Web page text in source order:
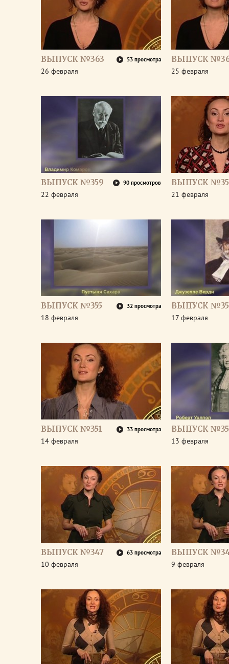
ВЫПУСК №363 53 просмотра
26 февраля
ВЫПУСК
25 февраля
ВЫПУСК №359 90 просмотров
22 февраля
ВЫПУСК
21 февраля
ВЫПУСК №355 32 просмотра
18 февраля
ВЫПУСК
17 февраля
ВЫПУСК №351 33 просмотра
14 февраля
ВЫПУСК
13 февраля
ВЫПУСК №347 63 просмотра
10 февраля
ВЫПУСК
9 февраля